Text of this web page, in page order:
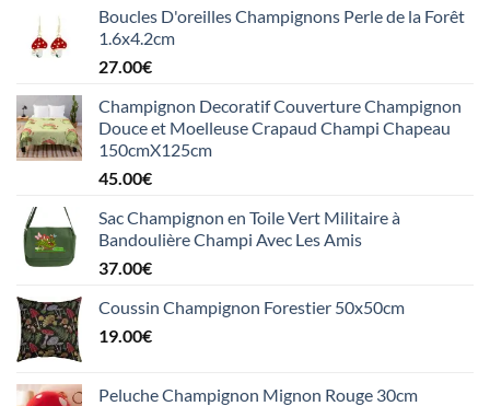
Boucles D'oreilles Champignons Perle de la Forêt
1.6x4.2cm
27.00€
Champignon Decoratif Couverture Champignon
Douce et Moelleuse Crapaud Champi Chapeau
150cmX125cm
45.00€
Sac Champignon en Toile Vert Militaire à
Bandoulière Champi Avec Les Amis
37.00€
Coussin Champignon Forestier 50x50cm
19.00€
Peluche Champignon Mignon Rouge 30cm